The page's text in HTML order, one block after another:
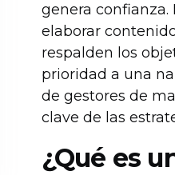
genera
elaborar
respalden los
prioridad a una
de gestores de
clave de las
¿Qué es